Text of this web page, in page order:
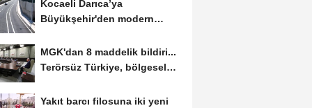
Kocaeli Darıca’ya
Büyükşehir'den modern
MGK'dan 8 maddelik bildiri...
Terörsüz Türkiye, bölgesel
Yakıt barcı filosuna iki yeni